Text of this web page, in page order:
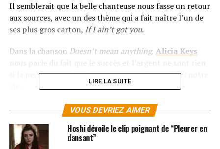
Il semblerait que la belle chanteuse nous fasse un retour
aux sources, avec un des thème qui a fait naître l’un de
ses plus gros carton, If I ain’t got you.
Dans la chanson Doesn’t mean anything, Alicia Keys
nous parle du fait que le succès et l’argent ne sont rien
si la personne qu’on aime n’est pas présente dans notre
Avec son nouveau single, la chanteuse affine un peu plus
son style par rapport aux années précédentes. Ainsi elle
pose sa voix sur des rythmes qui mélangent la pop, la
soul et le r’n’b.
LIRE LA SUITE
VOUS DEVRIEZ AIMER
Hoshi dévoile le clip poignant de “Pleurer en
dansant”